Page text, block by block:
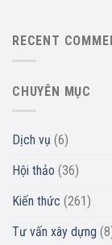
RECENT
CHUYÊN MỤC
Dịch vụ (6)
Hội thảo (36)
Kiến thức (261)
Tư vấn xây dựng